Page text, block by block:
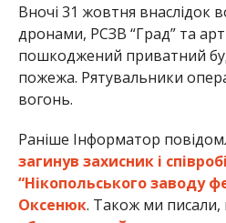
Вночі 31 жовтня внаслідок
дронами, РСЗВ “Град” та
пошкоджений приватний
пожежа. Рятувальники
вогонь.
Раніше Інформатор
загинув захисник і
“Нікопольського заводу
Оксенюк. Також ми